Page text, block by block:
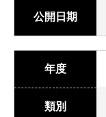
公開日期
年度
類別